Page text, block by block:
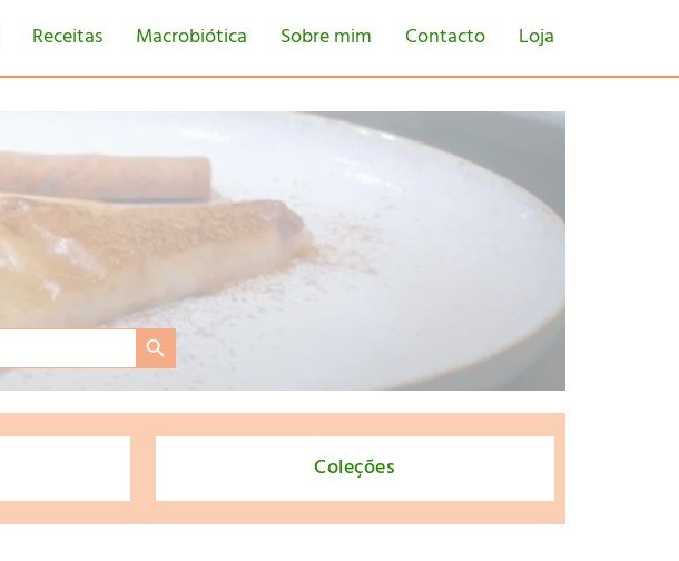
Receitas Macrobiótica Sobre mim Contacto Loja
Search Button
Coleções